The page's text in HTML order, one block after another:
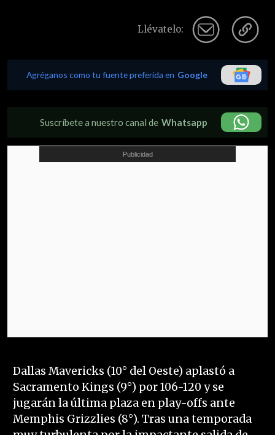
Llévatelo:
Agréganos como tu fuente preferida en Google
Suscríbete a nuestro canal de Whatsapp
Dallas Mavericks (10° del Oeste) aplastó a
Sacramento Kings (9°) por 106-120 y se
jugarán la última plaza en play-offs ante
Memphis Grizzlies (8°). Tras una temporada